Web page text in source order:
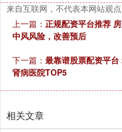
来自互联网，不代表本网站观点
上一篇： 正规配资平台推荐
中风风险，改善预后
下一篇： 最靠谱股票配资平
肾病医院TOP5
相关文章
创业板指